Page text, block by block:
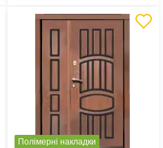
Полімерні накладки